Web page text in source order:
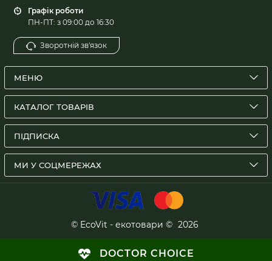
Графік роботи
ПН-ПТ: з 09:00 до 16:30
Зворотній зв'язок
МЕНЮ
КАТАЛОГ ТОВАРІВ
ПІДПИСКА
МИ У СОЦМЕРЕЖАХ
© EcoVit - екотовари © 2026
DOCTOR CHOICE